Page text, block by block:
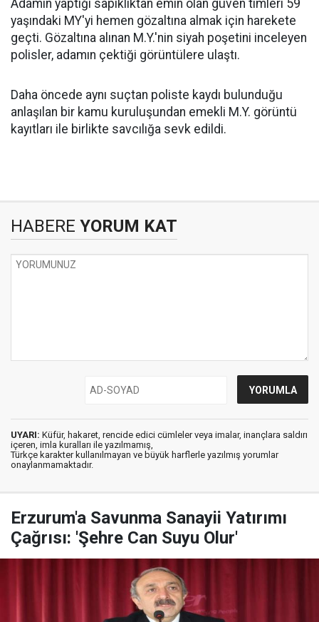
Adamın yaptığı sapıklıktan emin olan güven timleri 59
yaşındaki MY'yi hemen gözaltına almak için harekete
geçti. Gözaltına alınan M.Y.'nin siyah poşetini inceleyen
polisler, adamın çektiği görüntülere ulaştı.
Daha öncede aynı suçtan poliste kaydı bulunduğu
anlaşılan bir kamu kuruluşundan emekli M.Y. görüntü
kayıtları ile birlikte savcılığa sevk edildi.
HABERE YORUM KAT
UYARI: Küfür, hakaret, rencide edici cümleler veya imalar, inançlara saldırı
içeren, imla kuralları ile yazılmamış,
Türkçe karakter kullanılmayan ve büyük harflerle yazılmış yorumlar
onaylanmamaktadır.
Erzurum'a Savunma Sanayii Yatırımı
Çağrısı: 'Şehre Can Suyu Olur'